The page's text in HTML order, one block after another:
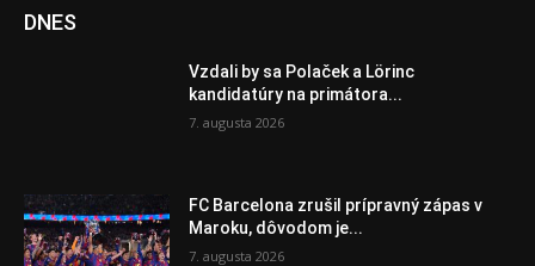
DNES
Vzdali by sa Polaček a Lörinc
kandidatúry na primátora...
7. augusta 2026
FC Barcelona zrušil prípravný zápas v
Maroku, dôvodom je...
7. augusta 2026